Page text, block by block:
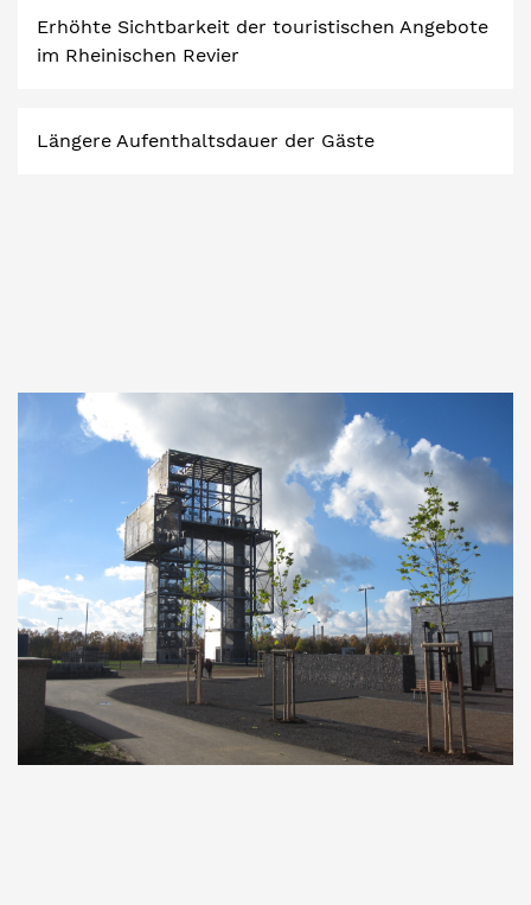
Erhöhte Sichtbarkeit der touristischen Angebote
im Rheinischen Revier
Längere Aufenthaltsdauer der Gäste